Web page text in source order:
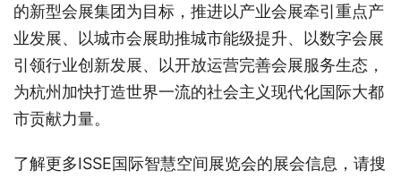
的新型会展集团为目标，推进以产业会展牵引重点产
业发展、以城市会展助推城市能级提升、以数字会展
引领行业创新发展、以开放运营完善会展服务生态，
为杭州加快打造世界一流的社会主义现代化国际大都
市贡献力量。
了解更多ISSE国际智慧空间展览会的展会信息，请搜